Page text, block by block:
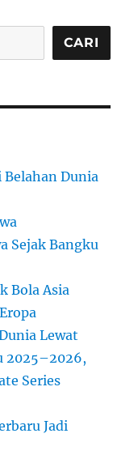
CARI
Dunia
Sejak Bangku
Bola Asia
Lewat
2025–2026,
Series
Jadi